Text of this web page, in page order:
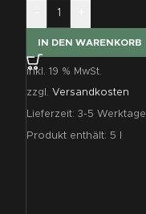
IN DEN WARENKORB
inkl. 19 % MwSt.
zzgl. Versandkosten
Lieferzeit: 3-5 Werktage
Produkt enthält: 5